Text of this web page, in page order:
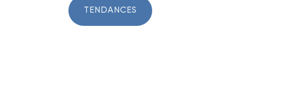
TENDANCES